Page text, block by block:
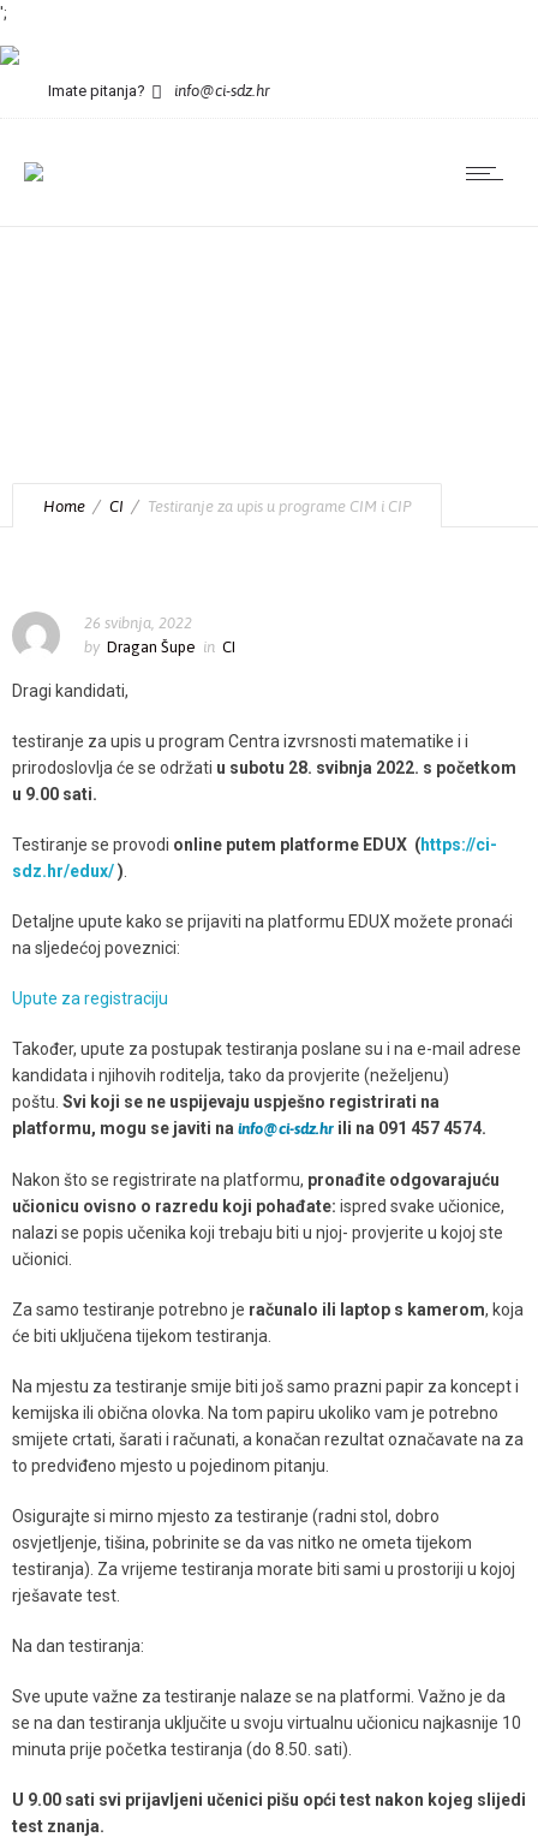
';
Imate pitanja? info@ci-sdz.hr
Home CI Testiranje za upis u programe CIM i CIP
26 svibnja, 2022
by Dragan Šupe in CI
Dragi kandidati,
testiranje za upis u program Centra izvrsnosti matematike i i
prirodoslovlja će se održati u subotu 28. svibnja 2022. s početkom
u 9.00 sati.
Testiranje se provodi online putem platforme EDUX (https://ci-
sdz.hr/edux/)
Detaljne upute kako se prijaviti na platformu EDUX možete pronaći
na sljedećoj poveznici:
Upute za registraciju
Također, upute za postupak testiranja poslane su i na e-mail adrese
kandidata i njihovih roditelja, tako da provjerite (neželjenu)
poštu. Svi koji se ne uspijevaju uspješno registrirati na
platformu, mogu se javiti na info@ci-sdz.hr ili na 091 457 4574.
Nakon što se registrirate na platformu, pronađite odgovarajuću
učionicu ovisno o razredu koji pohađate: ispred svake učionice,
nalazi se popis učenika koji trebaju biti u njoj- provjerite u kojoj ste
učionici.
Za samo testiranje potrebno je računalo ili laptop s kamerom, koja
će biti uključena tijekom testiranja.
Na mjestu za testiranje smije biti još samo prazni papir za koncept i
kemijska ili obična olovka. Na tom papiru ukoliko vam je potrebno
smijete crtati, šarati i računati, a konačan rezultat označavate na za
to predviđeno mjesto u pojedinom pitanju.
Osigurajte si mirno mjesto za testiranje (radni stol, dobro
osvjetljenje, tišina, pobrinite se da vas nitko ne ometa tijekom
testiranja). Za vrijeme testiranja morate biti sami u prostoriji u kojoj
rješavate test.
Na dan testiranja:
Sve upute važne za testiranje nalaze se na platformi. Važno je da
se na dan testiranja uključite u svoju virtualnu učionicu najkasnije 10
minuta prije početka testiranja (do 8.50. sati).
U 9.00 sati svi prijavljeni učenici pišu opći test nakon kojeg slijedi
test znanja.